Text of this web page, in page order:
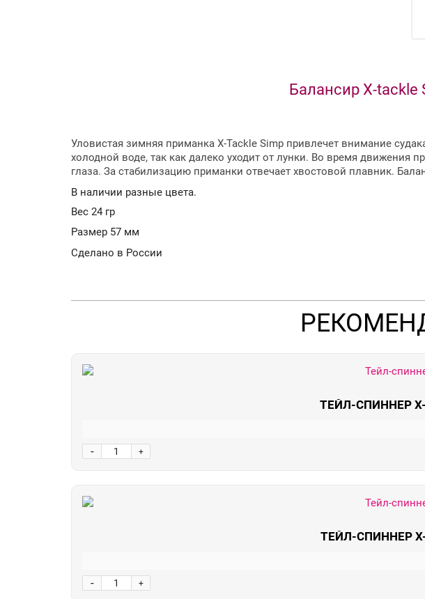
Балансир X-tackle
Уловистая зимняя приманка X-Tackle Simp привлечет внимание
холодной воде, так как далеко уходит от лунки. Во время движения
глаза. За стабилизацию приманки отвечает хвостовой плавник.
В наличии разные цвета.
Вес 24 гр
Размер 57 мм
Сделано в России
ТЕЙЛ-СПИННЕР X-
+
-
ТЕЙЛ-СПИННЕР X-
+
-